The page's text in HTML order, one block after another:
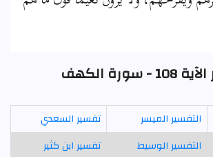
سورة الكهف
التفسير الميسر
تفسير السعدي
التفسير الوسيط
تفسير ابن كثير